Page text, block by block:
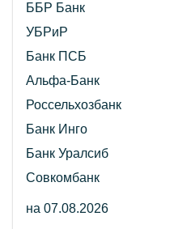
ББР Банк
УБРиР
Банк ПСБ
Альфа-Банк
Россельхозбанк
Банк Инго
Банк Уралсиб
Совкомбанк
на 07.08.2026